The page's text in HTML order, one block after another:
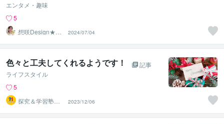
エンタメ・趣味
5
想咲Design★ふ
みママ
2024/07/04
色々と工夫してくれるようです！
記事
ライフスタイル
5
探究＆学習塾｜
なぜラボ
2023/12/06